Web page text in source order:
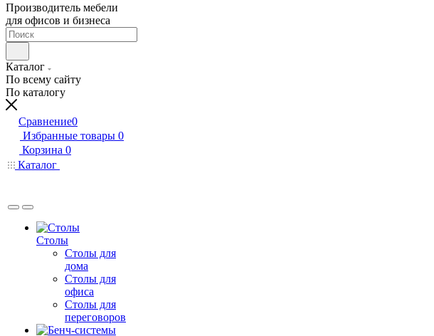
Производитель мебели
для офисов и бизнеса
Каталог
По всему сайту
По каталогу
Сравнение0
Избранные товары 0
Корзина 0
Каталог
Столы
Столы для
дома
Столы для
офиса
Столы для
переговоров